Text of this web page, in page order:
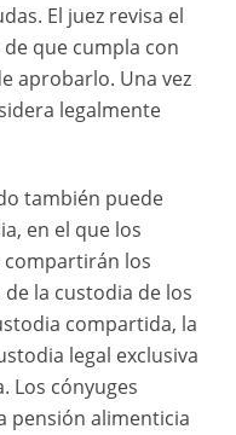
El juez revisa el
que cumpla con
aprobarlo. Una vez
legalmente
también puede
en el que los
compartirán los
la custodia de los
compartida, la
legal exclusiva
Los cónyuges
pensión alimenticia